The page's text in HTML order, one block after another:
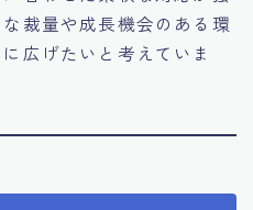
裁量や成長機会のある環
広げたいと考えていま